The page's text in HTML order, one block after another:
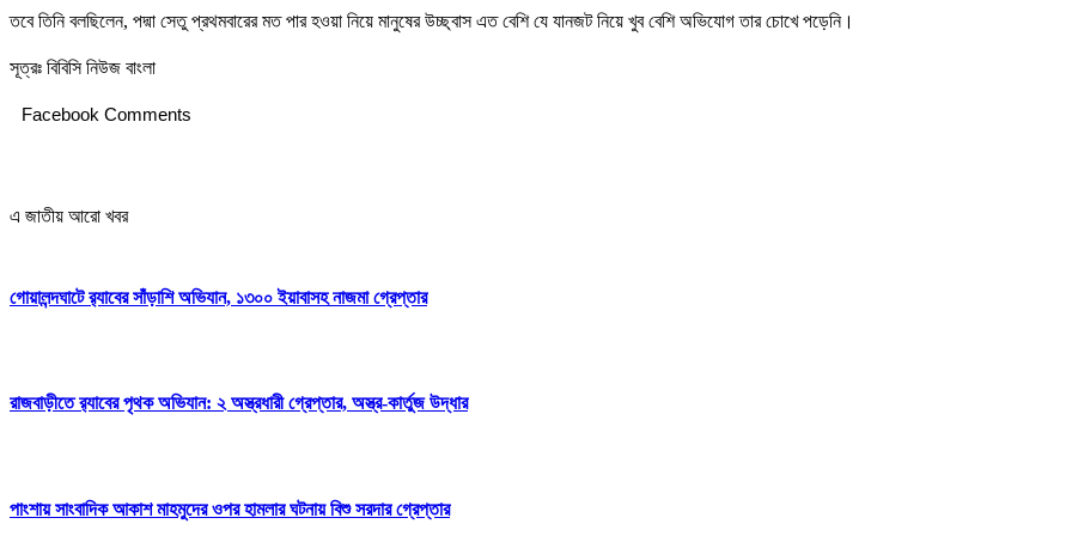
তবে তিনি বলছিলেন, পদ্মা সেতু প্রথমবারের মত পার হওয়া নিয়ে মানুষের উচ্ছ্বাস এত বেশি যে যানজট নিয়ে খুব বেশি অভিযোগ তার চোখে পড়েনি।
সূত্রঃ বিবিসি নিউজ বাংলা
Facebook Comments
এ জাতীয় আরো খবর
গোয়ালন্দঘাটে র‌্যাবের সাঁড়াশি অভিযান, ১৩০০ ইয়াবাসহ নাজমা গ্রেপ্তার
রাজবাড়ীতে র‌্যাবের পৃথক অভিযান: ২ অস্ত্রধারী গ্রেপ্তার, অস্ত্র-কার্তুজ উদ্ধার
পাংশায় সাংবাদিক আকাশ মাহমুদের ওপর হামলার ঘটনায় বিশু সরদার গ্রেপ্তার